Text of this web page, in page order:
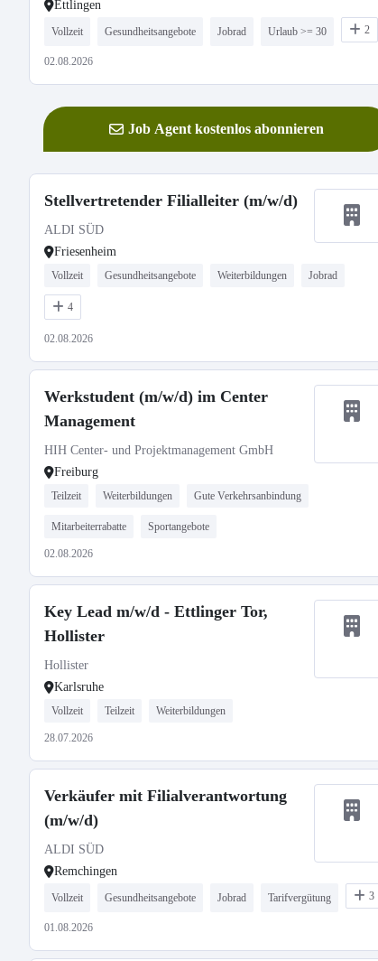
Ettlingen
Vollzeit Gesundheitsangebote Jobrad Urlaub >= 30 2
02.08.2026
Job Agent kostenlos abonnieren
Stellvertretender Filialleiter (m/w/d)
ALDI SÜD
Friesenheim
Vollzeit Gesundheitsangebote Weiterbildungen Jobrad
4
02.08.2026
Werkstudent (m/w/d) im Center
Management
HIH Center- und Projektmanagement GmbH
Freiburg
Teilzeit Weiterbildungen Gute Verkehrsanbindung
Mitarbeiterrabatte Sportangebote
02.08.2026
Key Lead m/w/d - Ettlinger Tor,
Hollister
Hollister
Karlsruhe
Vollzeit Teilzeit Weiterbildungen
28.07.2026
Verkäufer mit Filialverantwortung
(m/w/d)
ALDI SÜD
Remchingen
Vollzeit Gesundheitsangebote Jobrad Tarifvergütung 3
01.08.2026